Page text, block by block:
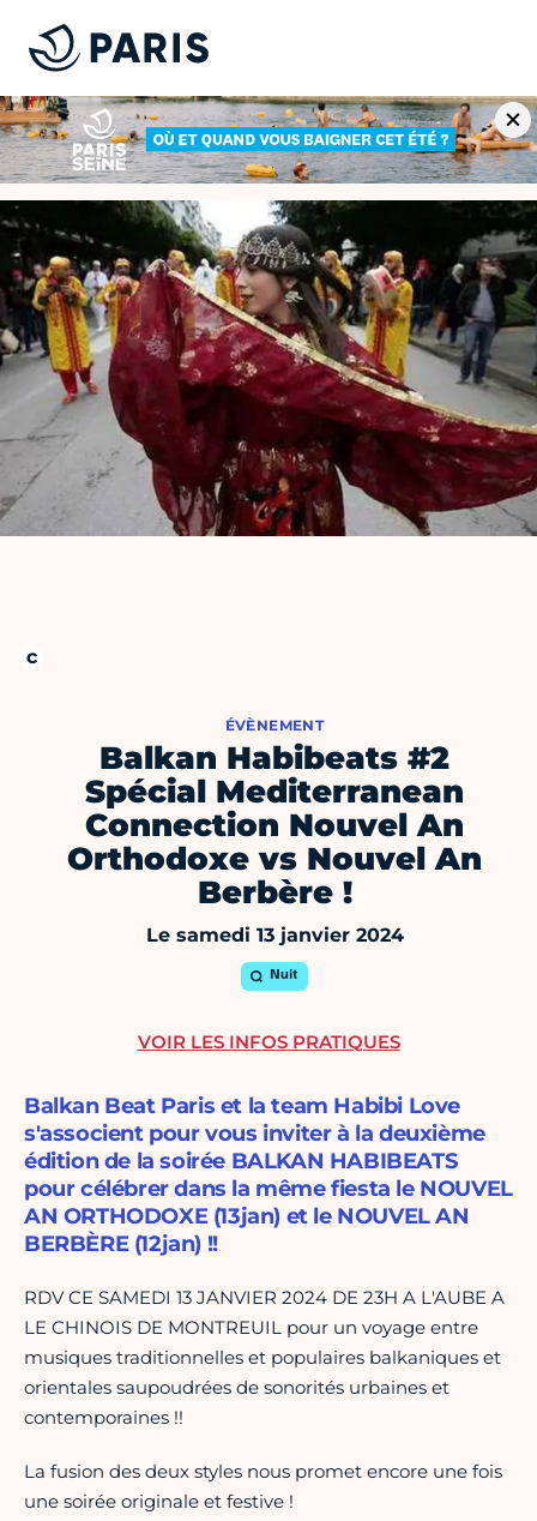
ÉVÈNEMENT
Balkan Habibeats #2
Spécial Mediterranean
Connection Nouvel An
Orthodoxe vs Nouvel An
Berbère !
Le samedi 13 janvier 2024
Nuit
Balkan Beat Paris et la team Habibi Love
s'associent pour vous inviter à la deuxième
édition de la soirée BALKAN HABIBEATS
pour célébrer dans la même fiesta le NOUVEL
AN ORTHODOXE (13jan) et le NOUVEL AN
BERBÈRE (12jan) !!
RDV CE SAMEDI 13 JANVIER 2024 DE 23H A L'AUBE A
LE CHINOIS DE MONTREUIL pour un voyage entre
musiques traditionnelles et populaires balkaniques et
orientales saupoudrées de sonorités urbaines et
contemporaines !!
La fusion des deux styles nous promet encore une fois
une soirée originale et festive !
VOIR LES INFOS PRATIQUES